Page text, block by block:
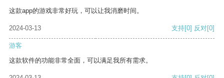
这款app的游戏非常好玩，可以让我消磨时间。
2024-03-13 支持[0] 反对[0]
游客
这款软件的功能非常全面，可以满足我所有需求。